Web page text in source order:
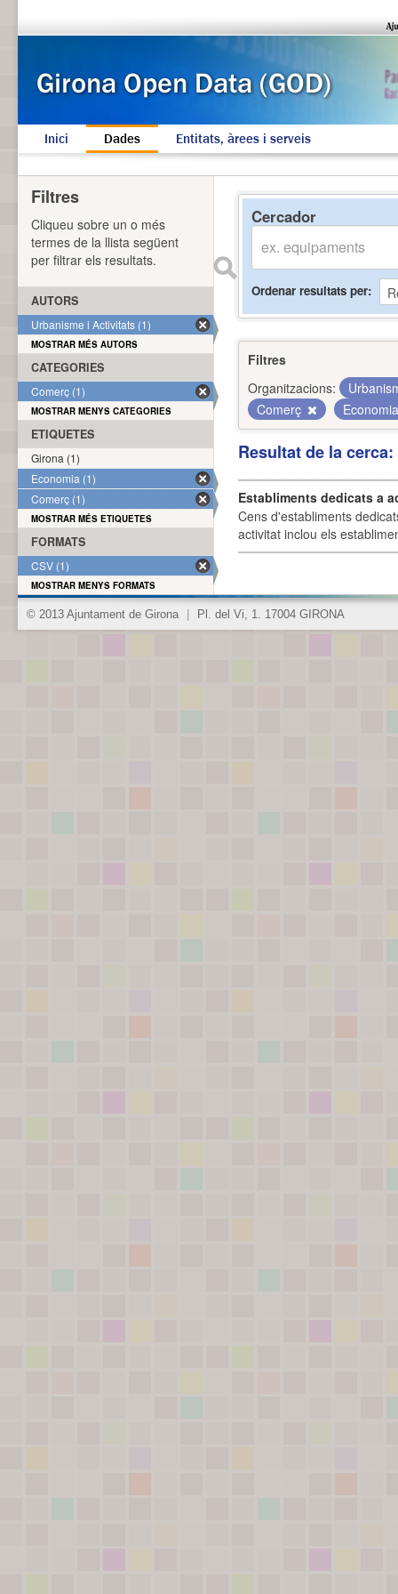
Inici Dades Entitats, àrees i serveis
Cercador
Ordenar resultats per
Filtres
Organitzacions:
Comerç
Resultat de la
Establiments dedicats a
Cens d'establiments
activitat inclou els
Filtres
Cliqueu sobre un o més
termes de la llista següent
per filtrar els resultats.
AUTORS
Urbanisme i Activitats (1)
MOSTRAR MÉS AUTORS
CATEGORIES
Comerç (1)
MOSTRAR MENYS CATEGORIES
ETIQUETES
Girona (1)
Economia (1)
Comerç (1)
MOSTRAR MÉS ETIQUETES
FORMATS
CSV (1)
MOSTRAR MENYS FORMATS
© 2013 Ajuntament de Girona Pl. del Vi, 1. 17004 GIRONA